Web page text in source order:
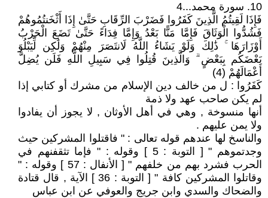
10. سورة محمد...4
فَإِذَا لَقِيتُمُ الَّذِينَ كَفَرُوا فَضَرْبَ الرِّقَابِ حَتَّىٰ إِذَا أَثْخَنتُمُوهُمْ
فَشُدُّوا الْوَثَاقَ فَإِمَّا مَنًّا بَعْدُ وَإِمَّا فِدَاءً حَتَّىٰ تَضَعَ الْحَرْبُ
أَوْزَارَهَا ۚ ذَٰلِكَ وَلَوْ يَشَاءُ اللَّهُ لَانتَصَرَ مِنْهُمْ وَلَٰكِن لِّيَبْلُوَ
بَعْضَكُم بِبَعْضٍ ۗ وَالَّذِينَ قُتِلُوا فِي سَبِيلِ اللَّهِ فَلَن يُضِلَّ
أَعْمَالَهُمْ (4)
كَفَرُوا : ل من خالف دين الإسلام من مشرك أو كتابي إذا
لم يكن صاحب عهد ولا ذمة
أنها منسوخة , وهي في أهل الأوثان , لا يجوز أن يفادوا
ولا يمن عليهم .
والناسخ لها عندهم قوله تعالى : " فاقتلوا المشركين حيث
وجدتموهم " [ التوبة : 5 ] وقوله : " فإما تثقفنهم في
الحرب فشرد بهم من خلفهم " [ الأنفال : 57 ] وقوله : "
وقاتلوا المشركين كافة " [ التوبة : 36 ] الآية , قال قتادة
والضحاك والسدي وابن جريج والعوفي عن ابن عباس